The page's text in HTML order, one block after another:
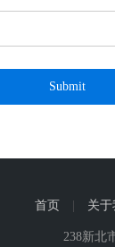
Submit
首页 关于
238新北